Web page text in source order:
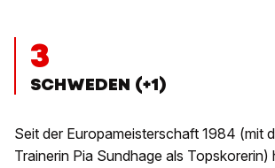
3
SCHWEDEN (+1)
Seit der Europameisterschaft 1984 (mit
Trainerin Pia Sundhage als Topskorerin)